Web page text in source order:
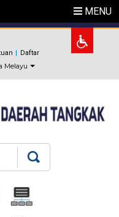
MENU
Daftar
Melayu